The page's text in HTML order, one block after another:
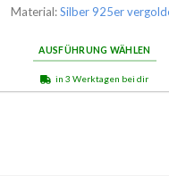
Material:Silber 925er
AUSFÜHRUNG WÄHLEN
in 3 Werktagen bei dir